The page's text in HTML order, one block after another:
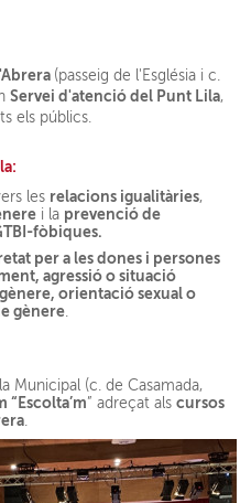
(passeig de l'Església i c.
Servei d'atenció del Punt Lila,
els públics.
les relacions igualitàries,
i la prevenció de
fòbiques.
per a les dones i persones
agressió o situació
gènere, orientació sexual o
gènere.
Municipal (c. de Casamada,
“Escolta’m” adreçat alscursos
.